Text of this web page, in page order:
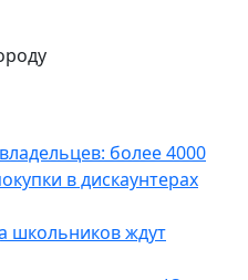
более 4000
в дискаунтерах
школьников ждут